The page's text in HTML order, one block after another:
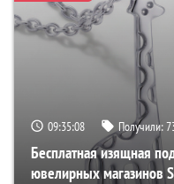
09:35:07 Получили:
Бесплатная изящная
ювелирных магазинов